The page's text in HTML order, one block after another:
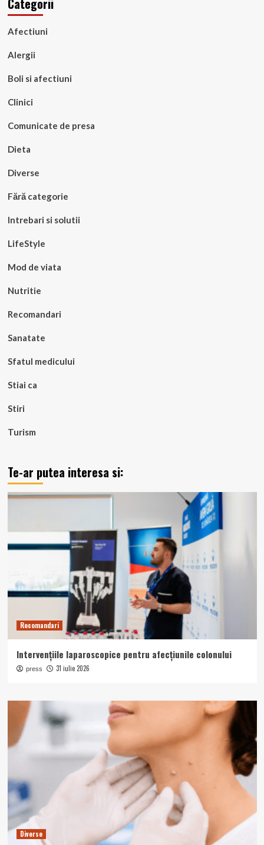
Categorii
Afectiuni
Alergii
Boli si afectiuni
Clinici
Comunicate de presa
Dieta
Diverse
Fără categorie
Intrebari si solutii
LifeStyle
Mod de viata
Nutritie
Recomandari
Sanatate
Sfatul medicului
Stiai ca
Stiri
Turism
Te-ar putea interesa si:
Recomandari
Intervențiile laparoscopice pentru afecțiunile colonului
press 31 iulie 2026
Diverse